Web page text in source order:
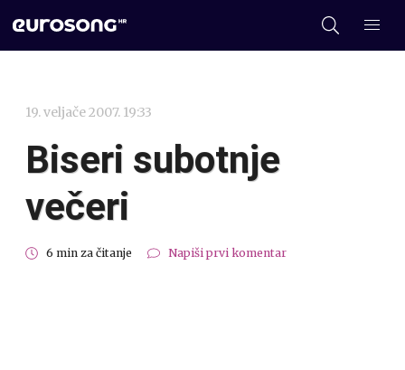
19. veljače 2007. 19:33
Biseri subotnje
večeri
6 min za čitanje Napiši prvi komentar